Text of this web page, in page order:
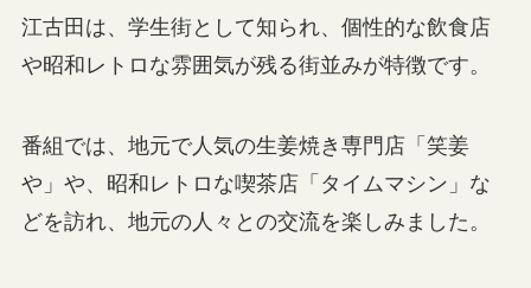
江古田は、学生街として知られ、個性的な飲食店
や昭和レトロな雰囲気が残る街並みが特徴です。
番組では、地元で人気の生姜焼き専門店「笑姜
や」や、昭和レトロな喫茶店「タイムマシン」な
どを訪れ、地元の人々との交流を楽しみました。